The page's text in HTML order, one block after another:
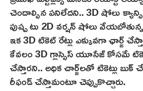
చెందాల్సిన పనిలేదని.. 3D షోలు
పుష్ప టు 2D వర్షన్ షోలు
ఇక 3D టికెట్ రేట్లు ఎక్కువగా ఛార్జ్
కేవలం 3D గ్లాస్సెస్ యూసేజ్ కోసమే
చేస్తారని.. అధిక చార్జ్‌లతో టికెట్లు బుక్
రీఫండ్ చేస్తామంటూ చెప్పుకొచ్చారు.